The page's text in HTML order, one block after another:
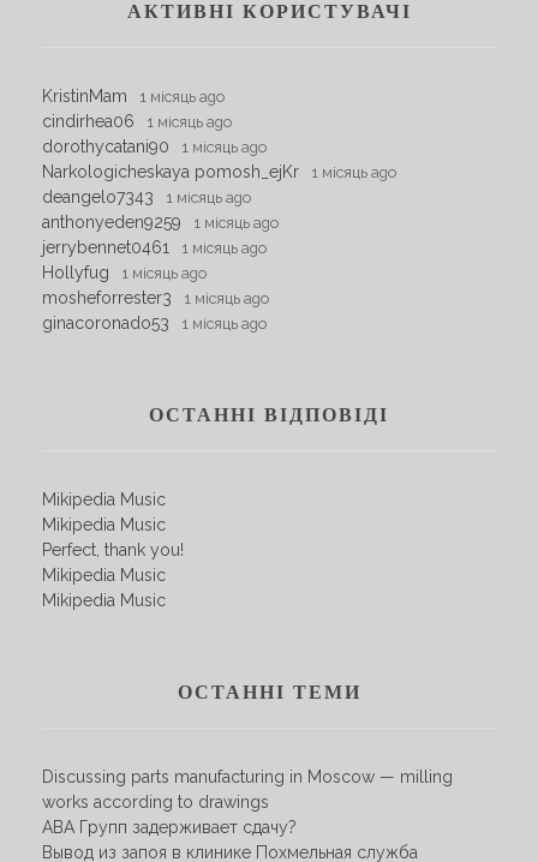
АКТИВНІ КОРИСТУВАЧІ
KristinMam 1 місяць ago
cindirhea06 1 місяць ago
dorothycatani90 1 місяць ago
Narkologicheskaya pomosh_ejKr 1 місяць ago
deangelo7343 1 місяць ago
anthonyeden9259 1 місяць ago
jerrybennet0461 1 місяць ago
Hollyfug 1 місяць ago
mosheforrester3 1 місяць ago
ginacoronado53 1 місяць ago
ОСТАННІ ВІДПОВІДІ
Mikipedia Music
Mikipedia Music
Perfect, thank you!
Mikipedia Music
Mikipedia Music
ОСТАННІ ТЕМИ
Discussing parts manufacturing in Moscow — milling
works according to drawings
АВА Групп задерживает сдачу?
Вывод из запоя в клинике Похмельная служба